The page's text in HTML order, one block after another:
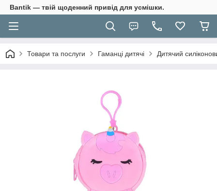
Bantik — твій щоденний привід для усмішки.
Товари та послуги Гаманці дитячі Дитячий